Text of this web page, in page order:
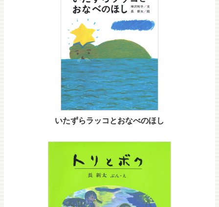
いたずらラッコとおなべのほし